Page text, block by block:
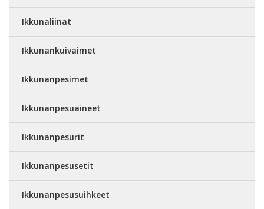
Ikkunaliinat
Ikkunankuivaimet
Ikkunanpesimet
Ikkunanpesuaineet
Ikkunanpesurit
Ikkunanpesusetit
Ikkunanpesusuihkeet